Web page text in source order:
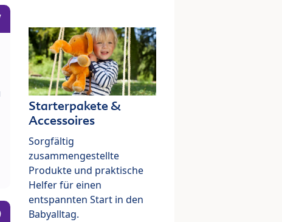
Starterpakete &
Accessoires
Sorgfältig
zusammengestellte
Produkte und praktische
Helfer für einen
entspannten Start in den
Babyalltag.